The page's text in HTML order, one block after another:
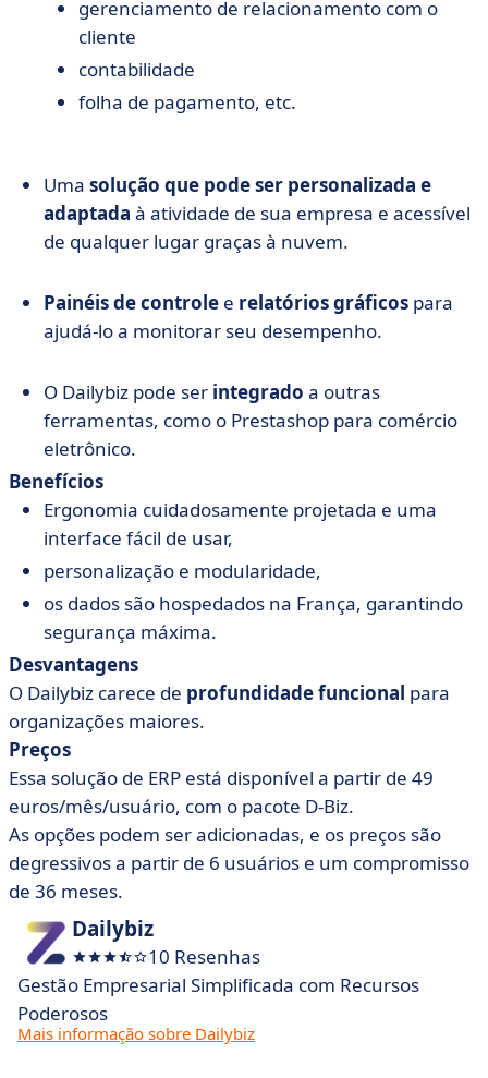
gerenciamento de relacionamento com o
cliente
contabilidade
folha de pagamento, etc.
Uma solução que pode ser personalizada e
adaptada à atividade de sua empresa e acessível
de qualquer lugar graças à nuvem.
Painéis de controle e relatórios gráficos para
ajudá-lo a monitorar seu desempenho.
O Dailybiz pode ser integrado a outras
ferramentas, como o Prestashop para comércio
eletrônico.
Benefícios
Ergonomia cuidadosamente projetada e uma
interface fácil de usar,
personalização e modularidade,
os dados são hospedados na França, garantindo
segurança máxima.
Desvantagens
O Dailybiz carece de profundidade funcional para
organizações maiores.
Preços
Essa solução de ERP está disponível a partir de 49
euros/mês/usuário, com o pacote D-Biz.
As opções podem ser adicionadas, e os preços são
degressivos a partir de 6 usuários e um compromisso
de 36 meses.
Dailybiz
10 Resenhas
Gestão Empresarial Simplificada com Recursos
Poderosos
Mais informação sobre Dailybiz